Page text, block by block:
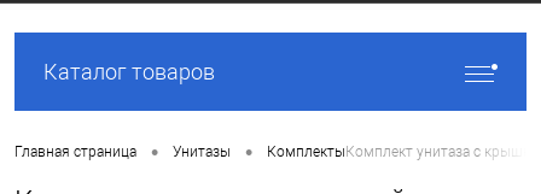
Каталог товаров
Главная страница • Унитазы • Комплекты Комплект унитаза с